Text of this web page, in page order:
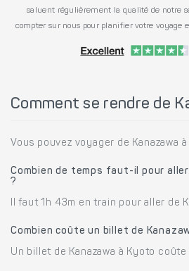
saluent régulièrement la qualité de notre
compter sur nous pour planifier votre voyage
Comment se rendre de
Vous pouvez voyager de Kanazawa
Combien de temps faut-il pour
?
Il faut 1h 43m en train pour aller de
Combien coûte un billet de
Un billet de Kanazawa à Kyoto